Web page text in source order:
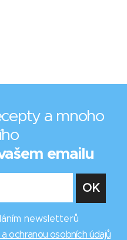
a mnoho
emailu
newsletterů
ochranou osobních údajů